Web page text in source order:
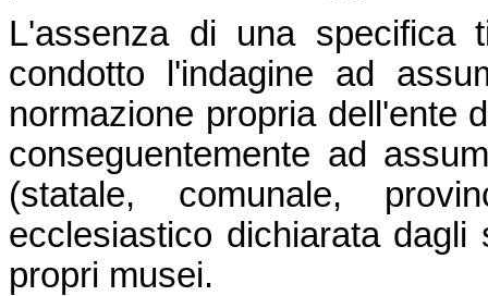
L'assenza di una specifica
condotto l'indagine ad
normazione propria dell'ente
conseguentemente ad
(statale, comunale,
ecclesiastico dichiarata
propri musei.